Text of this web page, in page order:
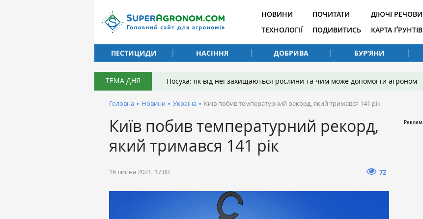
НОВИНИ
ТЕХНОЛОГІЇ
ПОЧИТАТИ
ПОДИВИТИСЬ
ДІЮЧІ
КАРТА ҐРУНТІВ
ПЕСТИЦИДИ
НАСІННЯ ДОБРИВА БУР’ЯНИ
ТЕМА ДНЯ Посуха: як від неї захищаються рослини та чим може допомогти агроном
Головна • Новини • Україна • Київ побив температурний рекорд, який тримався 141 рік
Київ побив температурний рекорд,
який тримався 141 рік
16 липня 2021, 17:00 72